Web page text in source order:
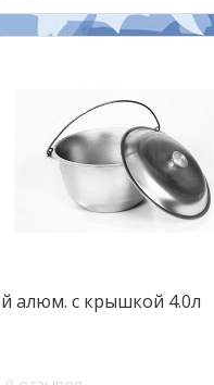
алюм. с крышкой 4.0л